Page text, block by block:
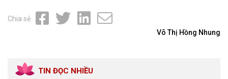
Chia sẻ
Võ Thị Hồng Nhung
TIN ĐỌC NHIỀU